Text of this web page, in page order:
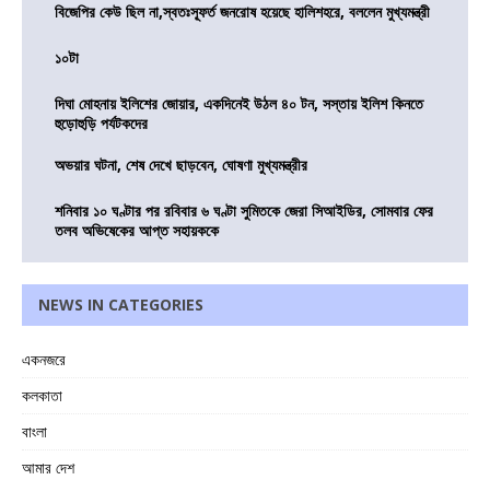
বিজেপির কেউ ছিল না,স্বতঃস্ফূর্ত জনরোষ হয়েছে হালিশহরে, বললেন মুখ্যমন্ত্রী
১০টা
দিঘা মোহনায় ইলিশের জোয়ার, একদিনেই উঠল ৪০ টন, সস্তায় ইলিশ কিনতে
হুড়োহুড়ি পর্যটকদের
অভয়ার ঘটনা, শেষ দেখে ছাড়বেন, ঘোষণা মুখ্যমন্ত্রীর
শনিবার ১০ ঘণ্টার পর রবিবার ৬ ঘণ্টা সুমিতকে জেরা সিআইডির, সোমবার ফের
তলব অভিষেকের আপ্ত সহায়ককে
NEWS IN CATEGORIES
একনজরে
কলকাতা
বাংলা
আমার দেশ